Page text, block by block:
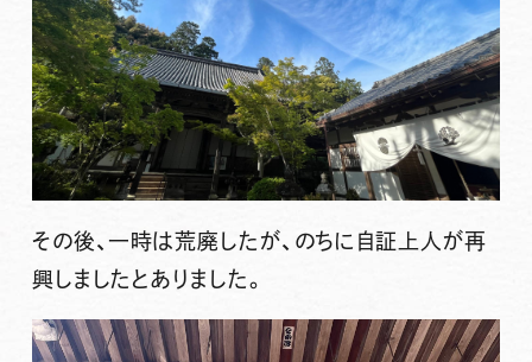
その後、一時は荒廃したが、のちに 自証上人 が再
興しましたとありました。